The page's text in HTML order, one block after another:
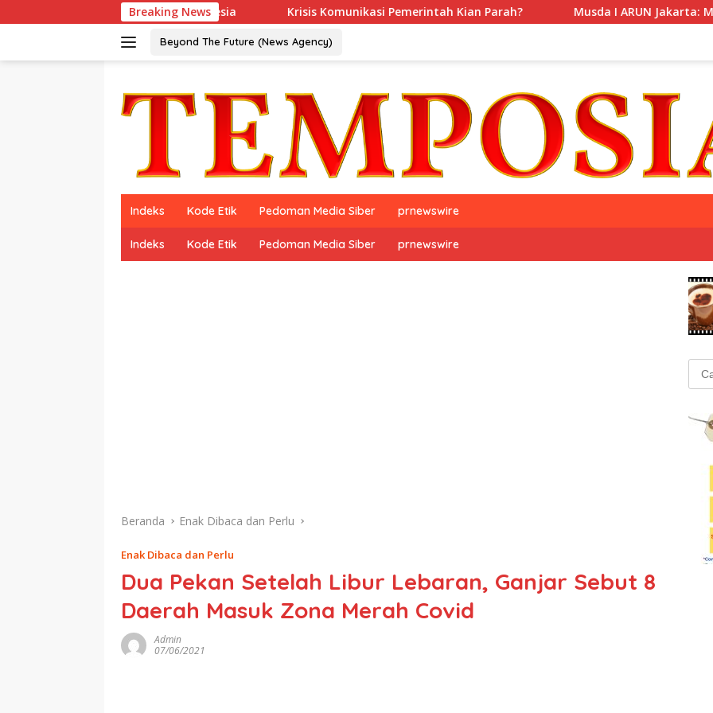
ke
Breaking News
Resmi Debut di Indonesia Krisis Komunikasi Pemerintah Kian Parah? Musda I ARUN Jakarta: Mencari
Beyond The Future (News Agency)
Indeks Kode Etik Pedoman Media Siber prnewswire
Indeks Kode Etik Pedoman Media Siber prnewswire
Beranda Enak Dibaca dan Perlu
Enak Dibaca dan Perlu
Dua Pekan Setelah Libur Lebaran, Ganjar Sebut 8
Daerah Masuk Zona Merah Covid
Admin
07/06/2021